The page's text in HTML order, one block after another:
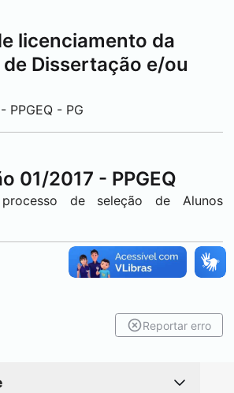
licenciamento da
Dissertação e/ou
PPGEQ - PG
01/2017 - PPGEQ
de seleção de Alunos
Reportar erro